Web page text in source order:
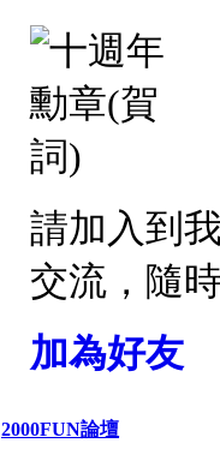
請加入到
交流，隨
加為好友
2000FUN論壇